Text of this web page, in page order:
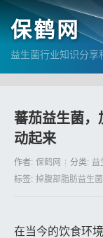
保鹤网
益生菌行业知识分享
蕃茄益生菌，
动起来
作者: 保鹤网 分类: 益
标签: 掉腹部脂肪益生菌
在当今的饮食环